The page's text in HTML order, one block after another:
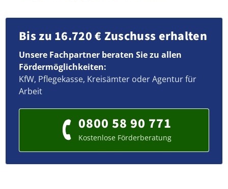
Bis zu 16.720 € Zuschuss erhalten
Unsere Fachpartner beraten Sie zu allen
Fördermöglichkeiten:
KfW, Pflegekasse, Kreisämter oder Agentur für
Arbeit
0800 58 90 771
Kostenlose Förderberatung